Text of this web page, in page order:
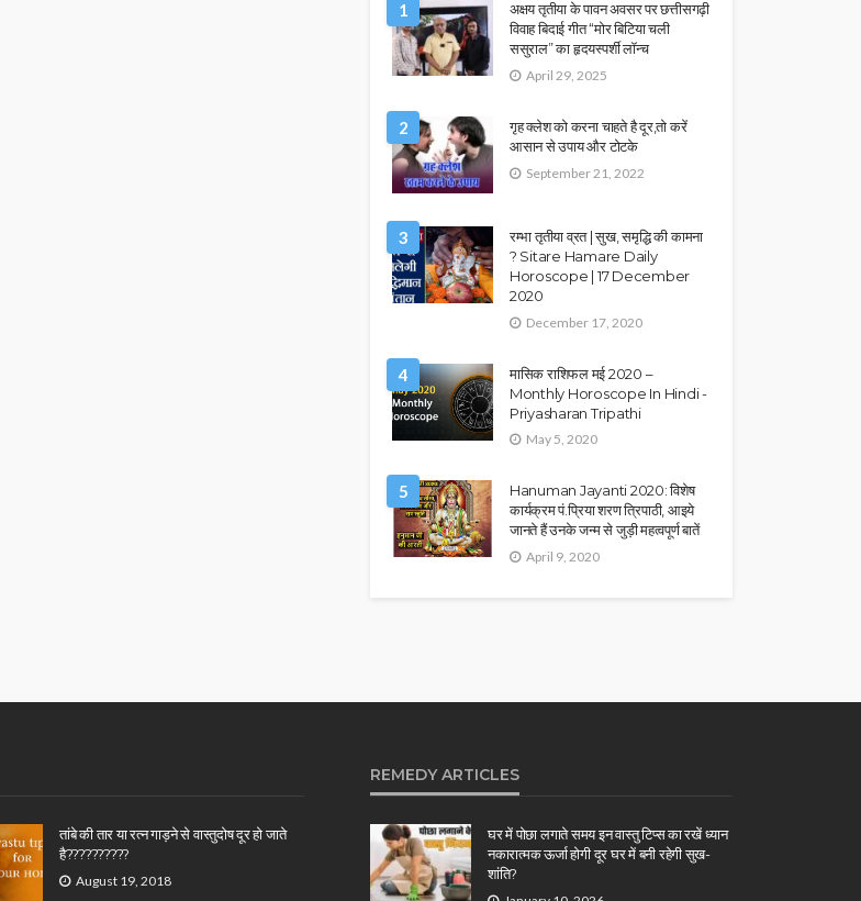
1
अक्षय तृतीया के पावन अवसर पर छत्तीसगढ़ी
विवाह बिदाई गीत “मोर बिटिया चली
ससुराल” का हृदयस्पर्शी लॉन्च
April 29, 2025
2
गृह क्लेश को करना चाहते है दूर,तो करें
आसान से उपाय और टोटके
September 21, 2022
3
रम्भा तृतीया व्रत | सुख, समृद्धि की कामना
? Sitare Hamare Daily
Horoscope | 17 December
2020
December 17, 2020
4
मासिक राशिफल मई 2020 –
Monthly Horoscope In Hindi -
Priyasharan Tripathi
May 5, 2020
5
Hanuman Jayanti 2020: विशेष
कार्यक्रम पं.प्रिया शरण त्रिपाठी, आइये
जानते हैं उनके जन्म से जुड़ी महत्वपूर्ण बातें
April 9, 2020
तांबे की तार या रत्न गाड़ने से वास्तुदोष दूर हो जाते
है??????????
August 19, 2018
REMEDY ARTICLES
घर में पोछा लगाते समय इन वास्तु टिप्स का रखें ध्यान
नकारात्मक ऊर्जा होगी दूर घर में बनी रहेगी सुख-
शांति?